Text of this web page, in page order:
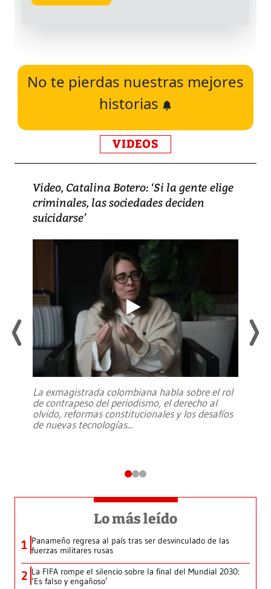
No te pierdas nuestras mejores
historias
VIDEOS
Video, Catalina Botero: ‘Si la gente elige
criminales, las sociedades deciden
suicidarse’
La exmagistrada colombiana habla sobre el rol
de contrapeso del periodismo, el derecho al
olvido, reformas constitucionales y los desafíos
de nuevas tecnologías...
Lo más leído
1 Panameño regresa al país tras ser desvinculado de las
fuerzas militares rusas
2 La FIFA rompe el silencio sobre la final del Mundial 2030:
‘Es falso y engañoso’